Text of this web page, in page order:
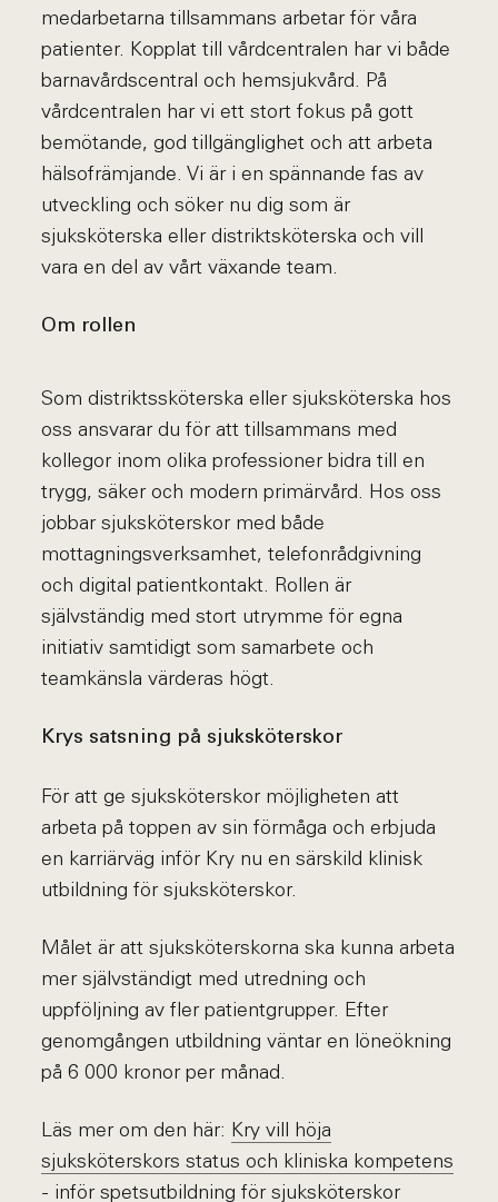
medarbetarna tillsammans arbetar för våra
patienter. Kopplat till vårdcentralen har vi både
barnavårdscentral och hemsjukvård. På
vårdcentralen har vi ett stort fokus på gott
bemötande, god tillgänglighet och att arbeta
hälsofrämjande. Vi är i en spännande fas av
utveckling och söker nu dig som är
sjuksköterska eller distriktsköterska och vill
vara en del av vårt växande team.
Om rollen
Som distriktssköterska eller sjuksköterska hos
oss ansvarar du för att tillsammans med
kollegor inom olika professioner bidra till en
trygg, säker och modern primärvård. Hos oss
jobbar sjuksköterskor med både
mottagningsverksamhet, telefonrådgivning
och digital patientkontakt. Rollen är
självständig med stort utrymme för egna
initiativ samtidigt som samarbete och
teamkänsla värderas högt.
Krys satsning på sjuksköterskor
För att ge sjuksköterskor möjligheten att
arbeta på toppen av sin förmåga och erbjuda
en karriärväg inför Kry nu en särskild klinisk
utbildning för sjuksköterskor.
Målet är att sjuksköterskorna ska kunna arbeta
mer självständigt med utredning och
uppföljning av fler patientgrupper. Efter
genomgången utbildning väntar en löneökning
på 6 000 kronor per månad.
Läs mer om den här: Kry vill höja
sjuksköterskors status och kliniska kompetens
- inför spetsutbildning för sjuksköterskor